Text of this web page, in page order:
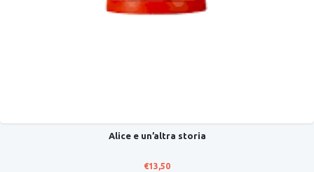
Alice e un’altra storia
€13,50